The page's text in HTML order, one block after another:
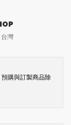
灣
購與訂製商品除